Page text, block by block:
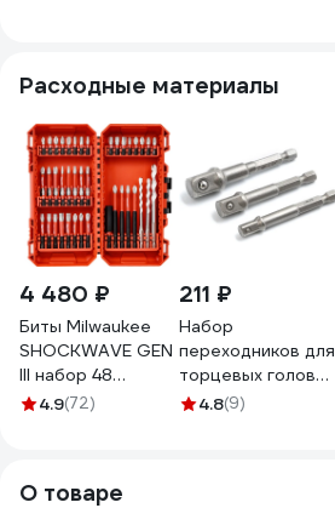
Расходные материалы
4 480 ₽
Биты Milwaukee
SHOCKWAVE GEN
III набор 48
предметов в
4.9(72)
211 ₽
Набор
переходников для
торцевых головок
Дело Техники 1/4",
4.8(9)
О товаре